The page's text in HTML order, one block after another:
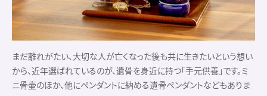
まだ離れがたい、大切な人が亡くなった後も共に生きたいという想い
から、近年選ばれているのが、遺骨を身近に持つ「手元供養」です。ミ
ニ骨壷のほか、他にペンダントに納める遺骨ペンダントなどもありま